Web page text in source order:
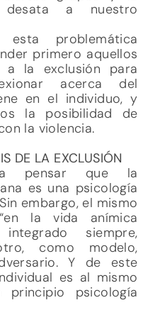
a nuestro
problemática
primero aquellos
a la exclusión para
acerca del
en el individuo, y
la posibilidad de
la violencia.
DE LA EXCLUSIÓN
pensar que la
es una psicología
embargo, el mismo
la vida anímica
siempre,
como modelo,
Y de este
es al mismo
psicología